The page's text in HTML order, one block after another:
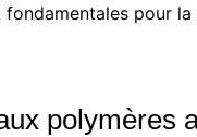
pour
polymères